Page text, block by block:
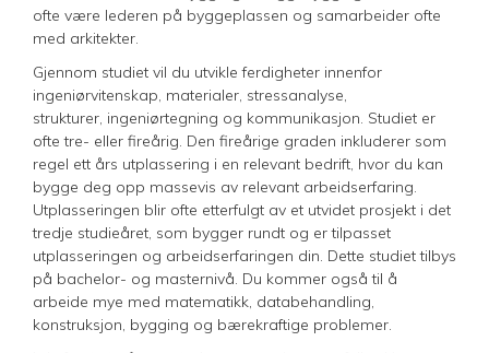
ofte være lederen på byggeplassen og samarbeider ofte
med arkitekter.
Gjennom studiet vil du utvikle ferdigheter innenfor
ingeniørvitenskap, materialer, stressanalyse,
strukturer, ingeniørtegning og kommunikasjon. Studiet er
ofte tre- eller fireårig. Den fireårige graden inkluderer som
regel ett års utplassering i en relevant bedrift, hvor du kan
bygge deg opp massevis av relevant arbeidserfaring.
Utplasseringen blir ofte etterfulgt av et utvidet prosjekt i det
tredje studieåret, som bygger rundt og er tilpasset
utplasseringen og arbeidserfaringen din. Dette studiet tilbys
på bachelor- og masternivå. Du kommer også til å
arbeide mye med matematikk, databehandling,
konstruksjon, bygging og bærekraftige problemer.